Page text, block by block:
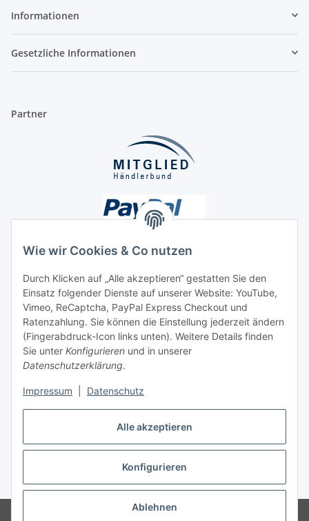
Alle akzeptieren
Konfigurieren
Ablehnen
Wie wir Cookies & Co nutzen
Durch Klicken auf „Alle akzeptieren“ gestatten Sie den
Einsatz folgender Dienste auf unserer Website: YouTube,
Vimeo, ReCaptcha, PayPal Express Checkout und
Ratenzahlung. Sie können die Einstellung jederzeit ändern
(Fingerabdruck-Icon links unten). Weitere Details finden
Sie unter Konfigurieren und in unserer
Datenschutzerklärung.
Impressum Datenschutz
Informationen
Gesetzliche Informationen
Partner
Unsere Seiten
Social Media
Vertrag widerrufen
* Alle Preise inkl. gesetzlicher USt., ** siehe Lieferbedingungen, zzgl.
Versand